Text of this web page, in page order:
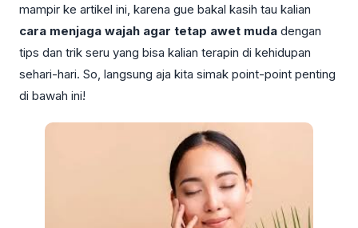
mampir ke artikel ini, karena gue bakal kasih tau kalian
cara menjaga wajah agar tetap awet muda dengan
tips dan trik seru yang bisa kalian terapin di kehidupan
sehari-hari. So, langsung aja kita simak point-point penting
di bawah ini!